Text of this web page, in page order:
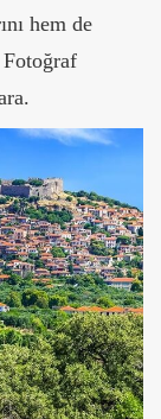
hem de